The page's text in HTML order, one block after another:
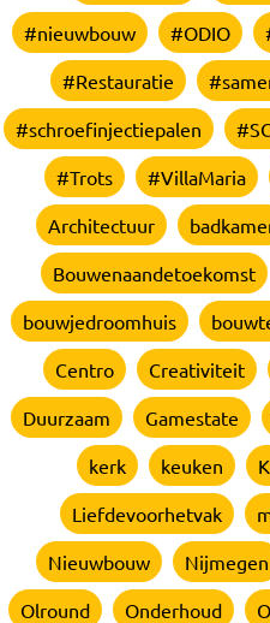
#nieuwbouw
#ODIO
#Restauratie
#schroefinjectiepalen
#Trots
#VillaMaria
Architectuur
Bouwenaandetoekomst
bouwjedroomhuis
Centro
Creativiteit
Duurzaam
Gamestate
kerk
keuken
Liefdevoorhetvak
Nieuwbouw
Nijmegen
Olround
Onderhoud